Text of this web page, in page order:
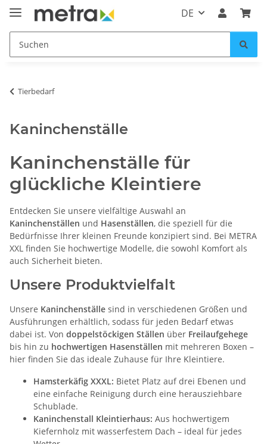
DE
Tierbedarf
Kaninchenställe
Kaninchenställe für
glückliche Kleintiere
Entdecken Sie unsere vielfältige Auswahl an
Kaninchenställen und Hasenställen, die speziell für die
Bedürfnisse Ihrer kleinen Freunde konzipiert sind. Bei METRA
XXL finden Sie hochwertige Modelle, die sowohl Komfort als
auch Sicherheit bieten.
Unsere Produktvielfalt
Unsere Kaninchenställe sind in verschiedenen Größen und
Ausführungen erhältlich, sodass für jeden Bedarf etwas
dabei ist. Von doppelstöckigen Ställen über Freilaufgehege
bis hin zu hochwertigen Hasenställen mit mehreren Boxen –
hier finden Sie das ideale Zuhause für Ihre Kleintiere.
Hamsterkäfig XXXL: Bietet Platz auf drei Ebenen und
eine einfache Reinigung durch eine herausziehbare
Schublade.
Kaninchenstall Kleintierhaus: Aus hochwertigem
Kiefernholz mit wasserfestem Dach – ideal für jedes